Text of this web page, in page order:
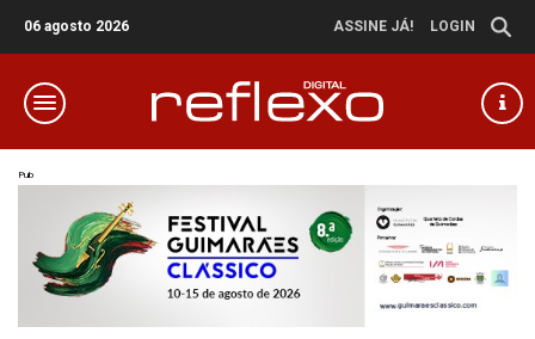
06 agosto 2026 ASSINE JÁ! LOGIN
Pub